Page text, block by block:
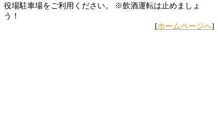
役場駐車場をご利用ください。 ※飲酒運転は止めましょ
う！
[ホームページへ]